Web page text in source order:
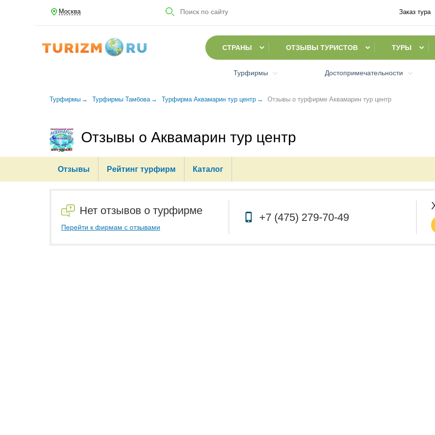
Москва Заказ тура
СТРАНЫ ОТЗЫВЫ ТУРИСТОВ ТУРЫ
Турфирмы Достопримечательности
Турфирмы Турфирмы Тамбова Турфирма Аквамарин тур центр Отзывы о турфирме Аквамарин тур центр
Отзывы о Аквамарин тур центр
Отзывы Рейтинг турфирм Каталог
Нет отзывов о турфирме
Перейти к фирмам с отзывами
+7 (475) 279-70-49